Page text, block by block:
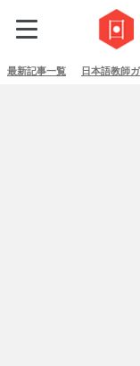
最新記事一覧 日本語教師